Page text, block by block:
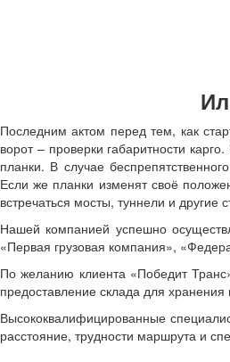
Последним актом перед тем, как
ворот – проверки габаритности
планки. В случае
Если же планки изменят своё
встречаться мосты, туннели и другие
Нашей компанией успешно
«Первая грузовая компания»,
По желанию клиента «Победит
предоставление склада для хранения
Высококвалифицированные
расстояние, трудности маршрута и